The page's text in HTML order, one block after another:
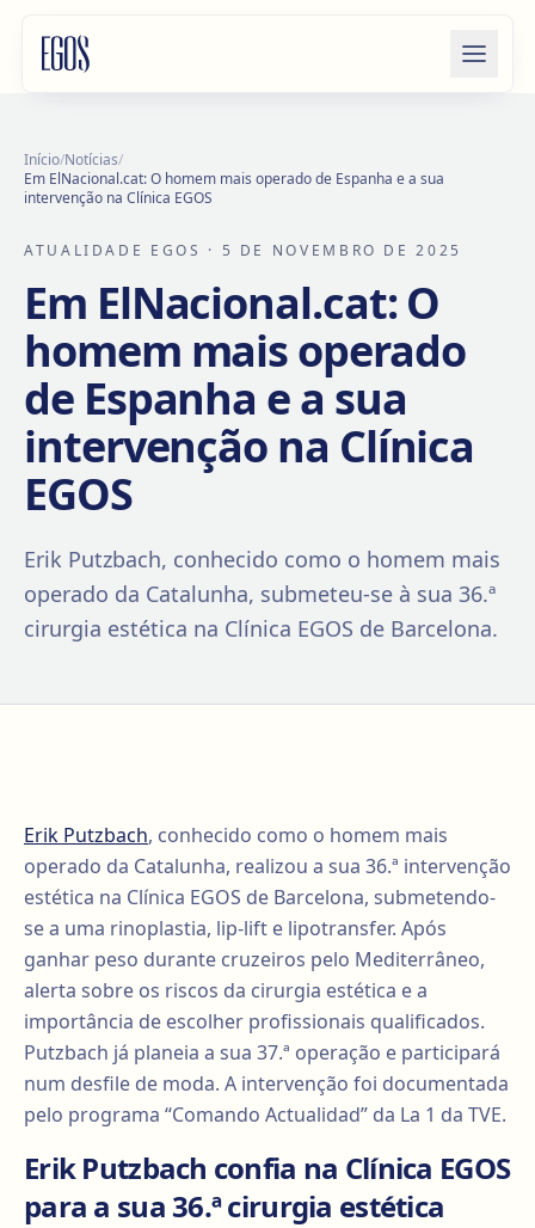
Início/Notícias/
Em ElNacional.cat: O homem mais operado de Espanha e a sua
intervenção na Clínica EGOS
ATUALIDADE EGOS · 5 DE NOVEMBRO DE 2025
Em ElNacional.cat: O
homem mais operado
de Espanha e a sua
intervenção na Clínica
EGOS
Erik Putzbach, conhecido como o homem mais
operado da Catalunha, submeteu-se à sua 36.ª
cirurgia estética na Clínica EGOS de Barcelona.
Erik Putzbach, conhecido como o homem mais
operado da Catalunha, realizou a sua 36.ª intervenção
estética na Clínica EGOS de Barcelona, submetendo-
se a uma rinoplastia, lip-lift e lipotransfer. Após
ganhar peso durante cruzeiros pelo Mediterrâneo,
alerta sobre os riscos da cirurgia estética e a
importância de escolher profissionais qualificados.
Putzbach já planeia a sua 37.ª operação e participará
num desfile de moda. A intervenção foi documentada
pelo programa “Comando Actualidad” da La 1 da TVE.
Erik Putzbach confia na Clínica EGOS
para a sua 36.ª cirurgia estética